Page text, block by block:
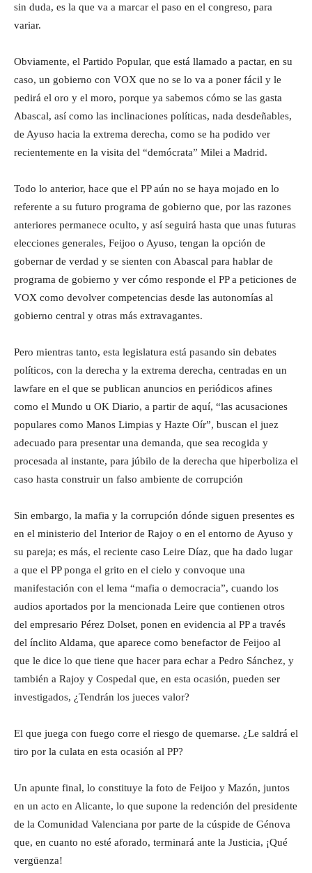
sin duda, es la que va a marcar el paso en el congreso, para
variar.
Obviamente, el Partido Popular, que está llamado a pactar, en su
caso, un gobierno con VOX que no se lo va a poner fácil y le
pedirá el oro y el moro, porque ya sabemos cómo se las gasta
Abascal, así como las inclinaciones políticas, nada desdeñables,
de Ayuso hacia la extrema derecha, como se ha podido ver
recientemente en la visita del “demócrata” Milei a Madrid.
Todo lo anterior, hace que el PP aún no se haya mojado en lo
referente a su futuro programa de gobierno que, por las razones
anteriores permanece oculto, y así seguirá hasta que unas futuras
elecciones generales, Feijoo o Ayuso, tengan la opción de
gobernar de verdad y se sienten con Abascal para hablar de
programa de gobierno y ver cómo responde el PP a peticiones de
VOX como devolver competencias desde las autonomías al
gobierno central y otras más extravagantes.
Pero mientras tanto, esta legislatura está pasando sin debates
políticos, con la derecha y la extrema derecha, centradas en un
lawfare en el que se publican anuncios en periódicos afines
como el Mundo u OK Diario, a partir de aquí, “las acusaciones
populares como Manos Limpias y Hazte Oír”, buscan el juez
adecuado para presentar una demanda, que sea recogida y
procesada al instante, para júbilo de la derecha que hiperboliza el
caso hasta construir un falso ambiente de corrupción
Sin embargo, la mafia y la corrupción dónde siguen presentes es
en el ministerio del Interior de Rajoy o en el entorno de Ayuso y
su pareja; es más, el reciente caso Leire Díaz, que ha dado lugar
a que el PP ponga el grito en el cielo y convoque una
manifestación con el lema “mafia o democracia”, cuando los
audios aportados por la mencionada Leire que contienen otros
del empresario Pérez Dolset, ponen en evidencia al PP a través
del ínclito Aldama, que aparece como benefactor de Feijoo al
que le dice lo que tiene que hacer para echar a Pedro Sánchez, y
también a Rajoy y Cospedal que, en esta ocasión, pueden ser
investigados, ¿Tendrán los jueces valor?
El que juega con fuego corre el riesgo de quemarse. ¿Le saldrá el
tiro por la culata en esta ocasión al PP?
Un apunte final, lo constituye la foto de Feijoo y Mazón, juntos
en un acto en Alicante, lo que supone la redención del presidente
de la Comunidad Valenciana por parte de la cúspide de Génova
que, en cuanto no esté aforado, terminará ante la Justicia, ¡Qué
vergüenza!